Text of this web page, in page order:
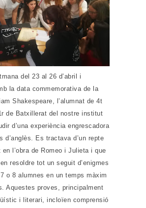
del 23 al 26 d’abril i
la data commemorativa de la
Shakespeare, l’alumnat de 4t
de Batxillerat del nostre institut
d’una experiència engrescadora
d’anglès. Es tractava d’un repte
en l’obra de Romeo i Julieta i que
resoldre tot un seguit d’enigmes
o 8 alumnes en un temps màxim
Aquestes proves, principalment
i literari, incloïen comprensió